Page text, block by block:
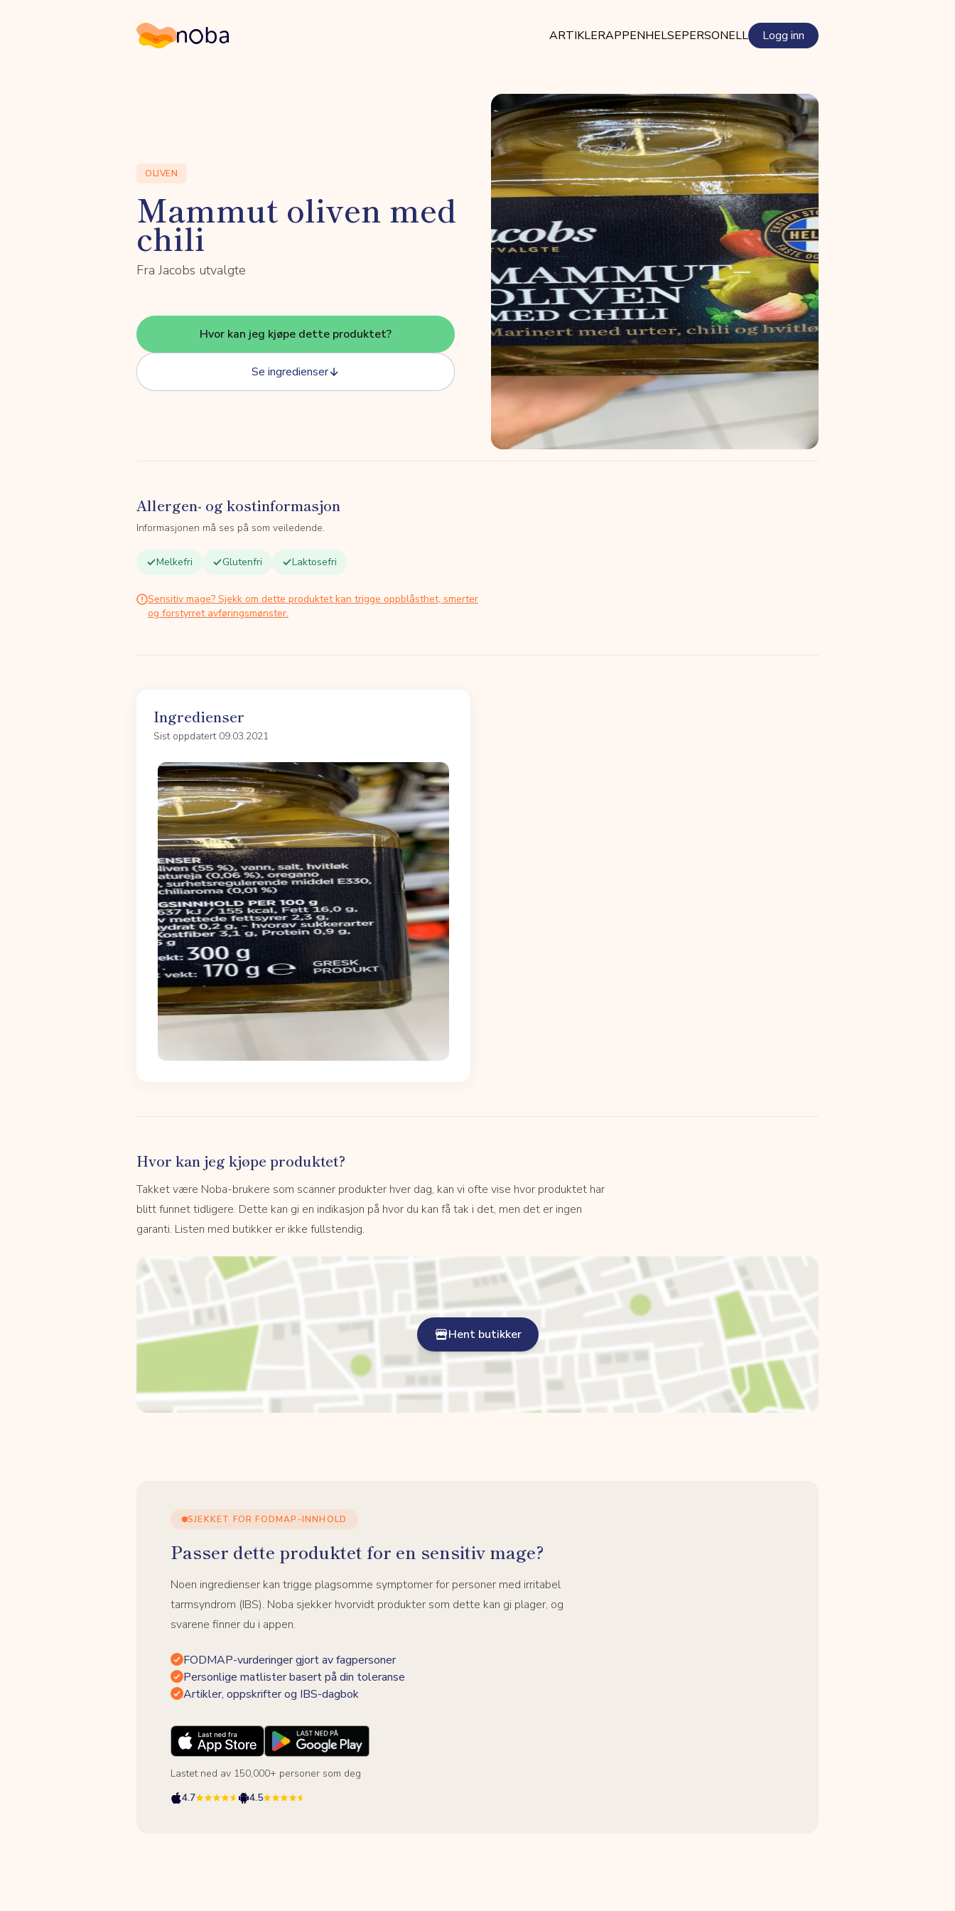
Noba ARTIKLERAPPENHELSEPERSONELL Logg inn
OLIVEN
Mammut oliven med
chili
Fra Jacobs utvalgte
Hvor kan jeg kjøpe dette produktet?
Se ingredienser
Allergen- og kostinformasjon
Informasjonen må ses på som veiledende.
Melkefri Glutenfri Laktosefri
Sensitiv mage? Sjekk om dette produktet kan trigge oppblåsthet, smerter
og forstyrret avføringsmønster.
Ingredienser
Sist oppdatert 09.03.2021
Hvor kan jeg kjøpe produktet?
Takket være Noba-brukere som scanner produkter hver dag, kan vi ofte vise hvor produktet har
blitt funnet tidligere. Dette kan gi en indikasjon på hvor du kan få tak i det, men det er ingen
garanti. Listen med butikker er ikke fullstendig.
Hent butikker
SJEKKET FOR FODMAP-INNHOLD
Passer dette produktet for en sensitiv mage?
Noen ingredienser kan trigge plagsomme symptomer for personer med irritabel
tarmsyndrom (IBS). Noba sjekker hvorvidt produkter som dette kan gi plager, og
svarene finner du i appen.
FODMAP-vurderinger gjort av fagpersoner
Personlige matlister basert på din toleranse
Artikler, oppskrifter og IBS-dagbok
Lastet ned av 150,000+ personer som deg
4.7
4.5